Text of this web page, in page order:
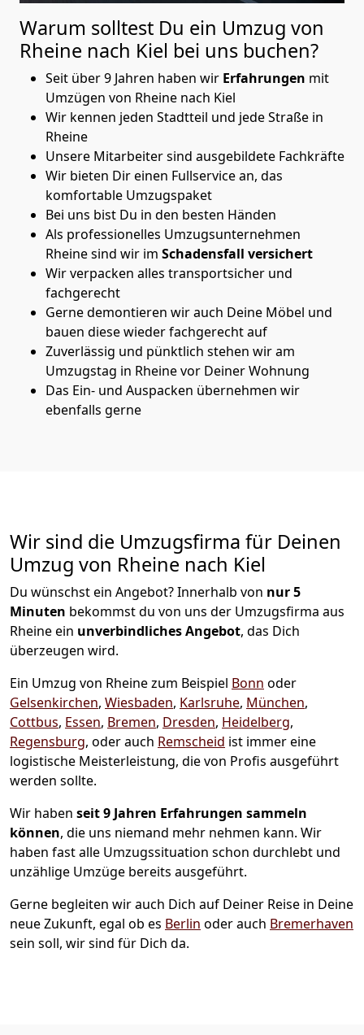
Warum solltest Du ein Umzug von
Rheine nach Kiel bei uns buchen?
Seit über 9 Jahren haben wir Erfahrungen mit
Umzügen von Rheine nach Kiel
Wir kennen jeden Stadtteil und jede Straße in
Rheine
Unsere Mitarbeiter sind ausgebildete Fachkräfte
Wir bieten Dir einen Fullservice an, das
komfortable Umzugspaket
Bei uns bist Du in den besten Händen
Als professionelles Umzugsunternehmen
Rheine sind wir im Schadensfall versichert
Wir verpacken alles transportsicher und
fachgerecht
Gerne demontieren wir auch Deine Möbel und
bauen diese wieder fachgerecht auf
Zuverlässig und pünktlich stehen wir am
Umzugstag in Rheine vor Deiner Wohnung
Das Ein- und Auspacken übernehmen wir
ebenfalls gerne
Wir sind die Umzugsfirma für Deinen
Umzug von Rheine nach Kiel
Du wünschst ein Angebot? Innerhalb von nur 5
Minuten bekommst du von uns der Umzugsfirma aus
Rheine ein unverbindliches Angebot, das Dich
überzeugen wird.
Ein Umzug von Rheine zum Beispiel Bonn oder
Gelsenkirchen, Wiesbaden, Karlsruhe, München,
Cottbus, Essen, Bremen, Dresden, Heidelberg,
Regensburg, oder auch Remscheid ist immer eine
logistische Meisterleistung, die von Profis ausgeführt
werden sollte.
Wir haben seit9 Jahren Erfahrungen sammeln
können, die uns niemand mehr nehmen kann. Wir
haben fast alle Umzugssituation schon durchlebt und
unzählige Umzüge bereits ausgeführt.
Gerne begleiten wir auch Dich auf Deiner Reise in Deine
neue Zukunft, egal ob es Berlin oder auch Bremer­haven
sein soll, wir sind für Dich da.